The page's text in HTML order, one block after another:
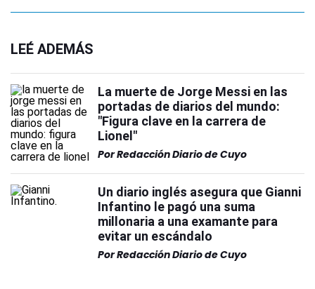
LEÉ ADEMÁS
La muerte de Jorge Messi en las
portadas de diarios del mundo:
"Figura clave en la carrera de
Lionel"
PorRedacción Diario de Cuyo
Un diario inglés asegura que Gianni
Infantino le pagó una suma
millonaria a una examante para
evitar un escándalo
PorRedacción Diario de Cuyo